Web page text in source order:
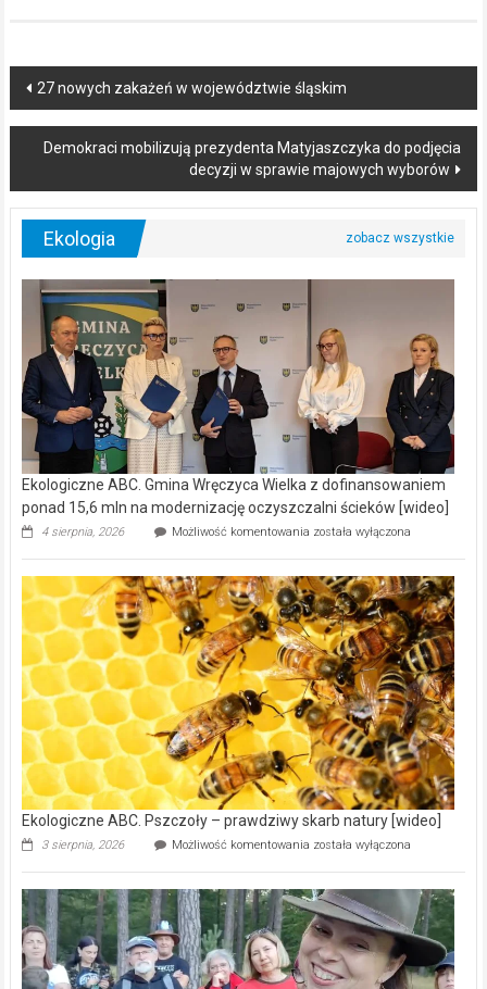
Post
navigation
27 nowych zakażeń w województwie śląskim
Demokraci mobilizują prezydenta Matyjaszczyka do podjęcia
decyzji w sprawie majowych wyborów
Ekologia
Ekologiczne ABC. Gmina Wręczyca Wielka z dofinansowaniem
ponad 15,6 mln na modernizację oczyszczalni ścieków [wideo]
4 sierpnia, 2026 Możliwość komentowania Ekologiczne
Wręczyca
Wielka
z
dofinansowaniem
ponad
15,6
mln
na
modernizację
oczyszczalni
ścieków
[wideo]
została wyłączona
Ekologiczne ABC. Pszczoły – prawdziwy skarb natury [wideo]
3 sierpnia, 2026 Możliwość komentowania Ekologiczne
–
prawdziwy
skarb
natury
[wideo]
została wyłączona